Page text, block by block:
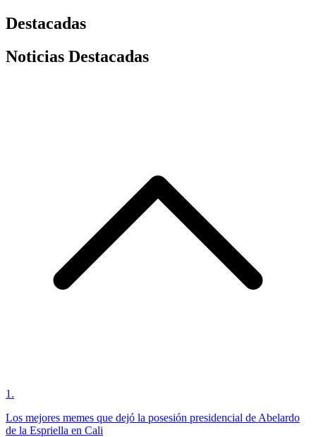
Destacadas
Noticias Destacadas
1 .
Los mejores memes que dejó la posesión presidencial de Abelardo
de la Espriella en Cali